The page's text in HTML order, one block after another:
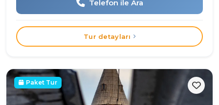
Telefon ile Ara
Tur detayları
Paket Tur